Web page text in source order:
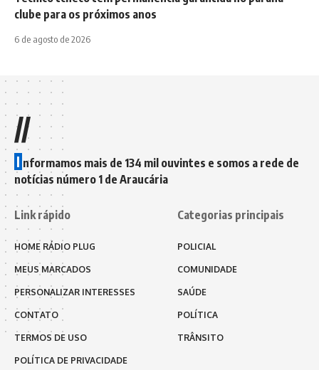
clube para os próximos anos
6 de agosto de 2026
//
I nformamos mais de 134 mil ouvintes e somos a rede de
notícias número 1 de Araucária
Link rápido
HOME RÁDIO PLUG
MEUS MARCADOS
PERSONALIZAR INTERESSES
CONTATO
TERMOS DE USO
POLÍTICA DE PRIVACIDADE
Categorias principais
POLICIAL
COMUNIDADE
SAÚDE
POLÍTICA
TRÂNSITO